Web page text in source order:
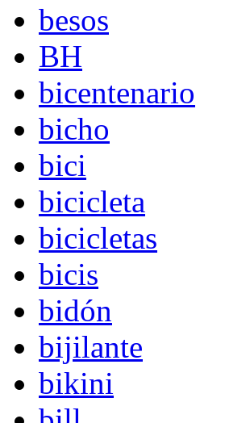
besos
BH
bicentenario
bicho
bici
bicicleta
bicicletas
bicis
bidón
bijilante
bikini